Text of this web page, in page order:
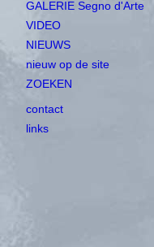
GALERIE Segno d'Arte
VIDEO
NIEUWS
nieuw op de site
ZOEKEN
contact
links